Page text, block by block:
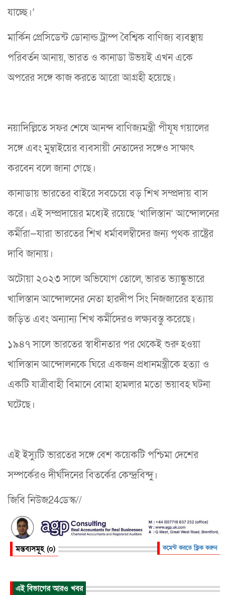
যাচ্ছে।’
মার্কিন প্রেসিডেন্ট ডোনাল্ড ট্রাম্প বৈশ্বিক বাণিজ্য ব্যবস্থায়
পরিবর্তন আনায়, ভারত ও কানাডা উভয়ই এখন একে
অপরের সঙ্গে কাজ করতে আরো আগ্রহী হয়েছে।
নয়াদিল্লিতে সফর শেষে আনন্দ বাণিজ্যমন্ত্রী পীযূষ গয়ালের
সঙ্গে এবং মুম্বাইয়ের ব্যবসায়ী নেতাদের সঙ্গেও সাক্ষাৎ
করবেন বলে জানা গেছে।
কানাডায় ভারতের বাইরে সবচেয়ে বড় শিখ সম্প্রদায় বাস
করে। এই সম্প্রদায়ের মধ্যেই রয়েছে ‘খালিস্তান’ আন্দোলনের
কর্মীরা—যারা ভারতের শিখ ধর্মাবলম্বীদের জন্য পৃথক রাষ্ট্রের
দাবি জানায়।
অটোয়া ২০২৩ সালে অভিযোগ তোলে, ভারত ভ্যাঙ্কুভারে
খালিস্তান আন্দোলনের নেতা হারদীপ সিং নিজজারের হত্যায়
জড়িত এবং অন্যান্য শিখ কর্মীদেরও লক্ষ্যবস্তু করেছে।
১৯৪৭ সালে ভারতের স্বাধীনতার পর থেকেই শুরু হওয়া
খালিস্তান আন্দোলনকে ঘিরে একজন প্রধানমন্ত্রীকে হত্যা ও
একটি যাত্রীবাহী বিমানে বোমা হামলার মতো ভয়াবহ ঘটনা
ঘটেছে।
এই ইস্যুটি ভারতের সঙ্গে বেশ কয়েকটি পশ্চিমা দেশের
সম্পর্কেরও দীর্ঘদিনের বিতর্কের কেন্দ্রবিন্দু।
জিবি নিউজ24ডেস্ক//
মন্তব্যসমূহ (০) কমেন্ট করতে ক্লিক করুন
এই বিভাগের আরও খবর